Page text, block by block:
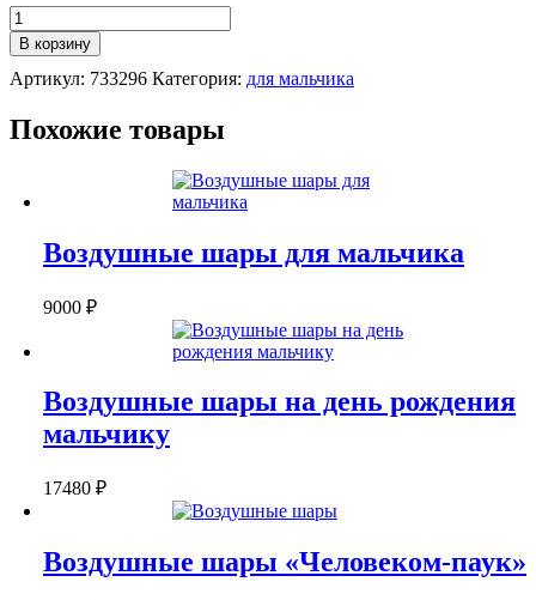
Количество
НАБОР
ШАРОВ
ДЛЯ
В корзину
Артикул: 733296 Категория: для мальчика
Похожие товары
Воздушные шары для мальчика
9000 ₽
Воздушные шары на день рождения
мальчику
17480 ₽
Воздушные шары «Человеком-паук»